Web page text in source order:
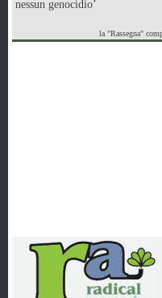
nessun genocidio’
la "Rassegna"